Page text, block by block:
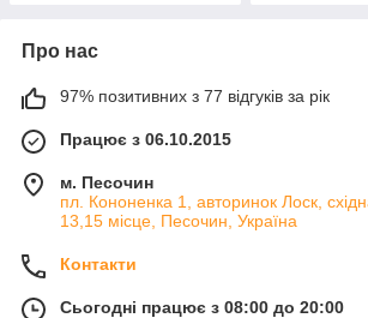
Про нас
97% позитивних з 77 відгуків за рік
Працює з 06.10.2015
м. Песочин
пл. Кононенка 1, авторинок Лоск,
13,15 місце, Песочин, Україна
Контакти
Сьогодні працює з 08:00 до 20:00